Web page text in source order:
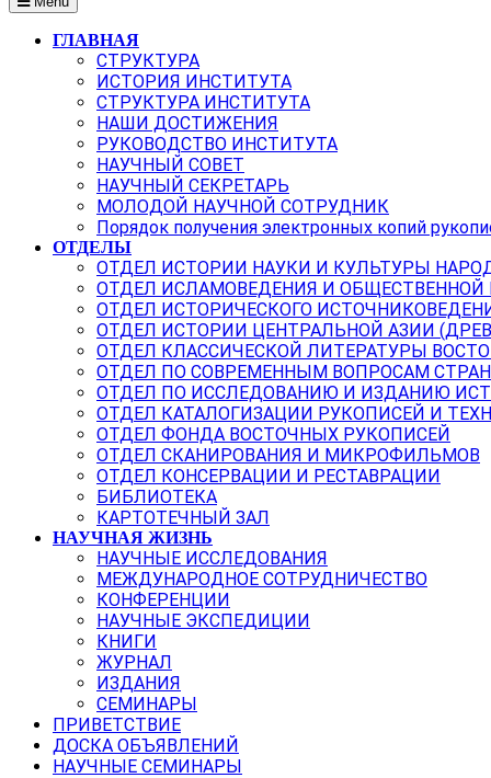
ГЛАВНАЯ
СТРУКТУРА
ИСТОРИЯ ИНСТИТУТА
СТРУКТУРА ИНСТИТУТА
НАШИ ДОСТИЖЕНИЯ
РУКОВОДСТВО ИНСТИТУТА
НАУЧНЫЙ СОВЕТ
НАУЧНЫЙ СЕКРЕТАРЬ
МОЛОДОЙ НАУЧНОЙ СОТРУДНИК
Порядок получения электронных копий
ОТДЕЛЫ
ОТДЕЛ ИСТОРИИ НАУКИ И КУЛЬТУРЫ
ОТДЕЛ ИСЛАМОВЕДЕНИЯ И
ОТДЕЛ ИСТОРИЧЕСКОГО
ОТДЕЛ ИСТОРИИ ЦЕНТРАЛЬНОЙ АЗИИ
ОТДЕЛ КЛАССИЧЕСКОЙ ЛИТЕРАТУРЫ
ОТДЕЛ ПО СОВРЕМЕННЫМ ВОПРОСАМ
ОТДЕЛ ПО ИССЛЕДОВАНИЮ И ИЗДАНИЮ
ОТДЕЛ КАТАЛОГИЗАЦИИ РУКОПИСЕЙ И
ОТДЕЛ ФОНДА ВОСТОЧНЫХ РУКОПИСЕЙ
ОТДЕЛ СКАНИРОВАНИЯ И МИКРОФИЛЬМОВ
ОТДЕЛ КОНСЕРВАЦИИ И РЕСТАВРАЦИИ
БИБЛИОТЕКА
КАРТОТЕЧНЫЙ ЗАЛ
НАУЧНАЯ ЖИЗНЬ
НАУЧНЫЕ ИССЛЕДОВАНИЯ
МЕЖДУНАРОДНОЕ СОТРУДНИЧЕСТВО
КОНФЕРЕНЦИИ
НАУЧНЫЕ ЭКСПЕДИЦИИ
КНИГИ
ЖУРНАЛ
ИЗДАНИЯ
СЕМИНАРЫ
ПРИВЕТСТВИЕ
ДОСКА ОБЪЯВЛЕНИЙ
НАУЧНЫЕ СЕМИНАРЫ